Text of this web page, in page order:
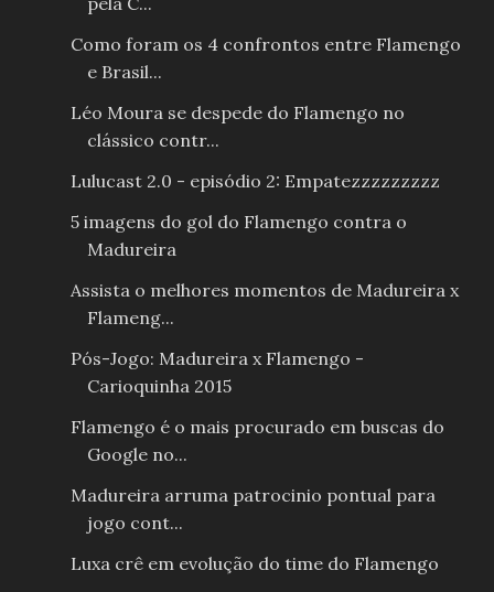
Como foram os 4 confrontos entre Flamengo
e Brasil...
Léo Moura se despede do Flamengo no
clássico contr...
Lulucast 2.0 - episódio 2: Empatezzzzzzzzz
5 imagens do gol do Flamengo contra o
Madureira
Assista o melhores momentos de Madureira x
Flameng...
Pós-Jogo: Madureira x Flamengo -
Carioquinha 2015
Flamengo é o mais procurado em buscas do
Google no...
Madureira arruma patrocinio pontual para
jogo cont...
Luxa crê em evolução do time do Flamengo